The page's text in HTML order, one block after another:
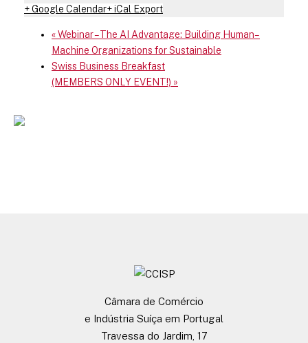
+ Google Calendar+ iCal Export
«Webinar – The AI Advantage: Building Human–
Machine Organizations for Sustainable
Swiss Business Breakfast
(MEMBERS ONLY EVENT!) »
Câmara de Comércio
e Indústria Suíça em Portugal
Travessa do Jardim, 17